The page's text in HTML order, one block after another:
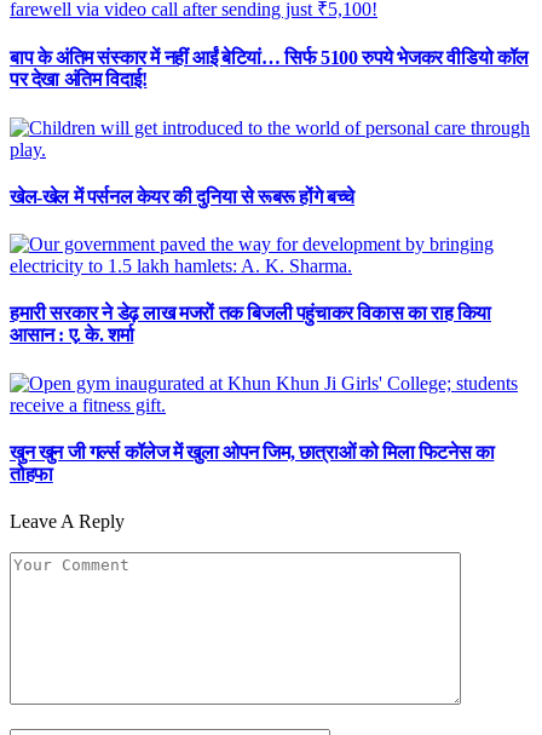
बाप के अंतिम संस्कार में नहीं आईं बेटियां… सिर्फ 5100 रुपये भेजकर वीडियो कॉल
पर देखा अंतिम विदाई!
खेल-खेल में पर्सनल केयर की दुनिया से रूबरू होंगे बच्चे
हमारी सरकार ने डेढ़ लाख मजरों तक बिजली पहुंचाकर विकास का राह किया
आसान : ए. के. शर्मा
खुन खुन जी गर्ल्स कॉलेज में खुला ओपन जिम, छात्राओं को मिला फिटनेस का
तोहफा
Leave A Reply